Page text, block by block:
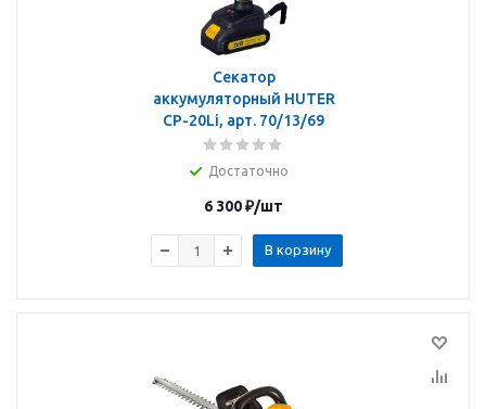
Секатор
аккумуляторный HUTER
CP-20Li, арт. 70/13/69
Достаточно
6 300₽/шт
В корзину